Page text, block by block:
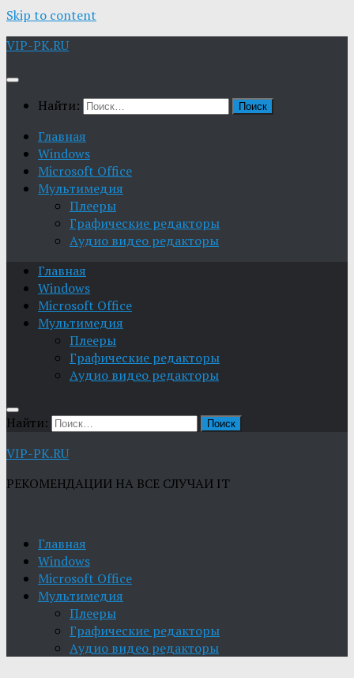
Skip to content
VIP-PK.RU
Найти:
Главная
Windows
Microsoft Office
Мультимедия
Плееры
Графические редакторы
Aудио видео редакторы
Главная
Windows
Microsoft Office
Мультимедия
Плееры
Графические редакторы
Aудио видео редакторы
Найти:
VIP-PK.RU
РЕКОМЕНДАЦИИ НА ВСЕ СЛУЧАИ IT
Главная
Windows
Microsoft Office
Мультимедия
Плееры
Графические редакторы
Aудио видео редакторы